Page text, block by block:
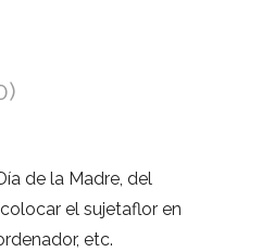
de la Madre, del
el sujetaflor en
etc.